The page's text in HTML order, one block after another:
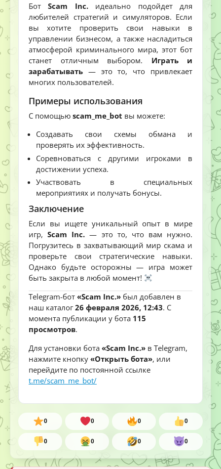
БотScam Inc.идеально подойдет для
любителей стратегий и симуляторов. Если
вы хотите проверить свои навыки в
управлении бизнесом, а также насладиться
атмосферой криминального мира, этот бот
станет отличным выбором. Играть и
зарабатывать — это то, что привлекает
многих пользователей.
Примеры использования
С помощью scam_me_bot вы можете:
Создавать свои схемы обмана и
проверять их эффективность.
Соревноваться с другими игроками в
достижении успеха.
Участвовать в специальных
мероприятиях и получать бонусы.
Заключение
Если вы ищете уникальный опыт в мире
игр,Scam Inc. — это то, что вам нужно.
Погрузитесь в захватывающий мир скама и
проверьте свои стратегические навыки.
Однако будьте осторожны — игра может
быть закрыта в любой момент!
Telegram-бот «Scam Inc.» был добавлен в
наш каталог26 февраля 2026, 12:43. С
момента публикации у бота 115
просмотров.
Для установки бота «Scam Inc.» в Telegram,
нажмите кнопку «Открыть бота», или
перейдите по постоянной ссылке
t.me/scam_me_bot/
0 0 0 0
0 0 0 0